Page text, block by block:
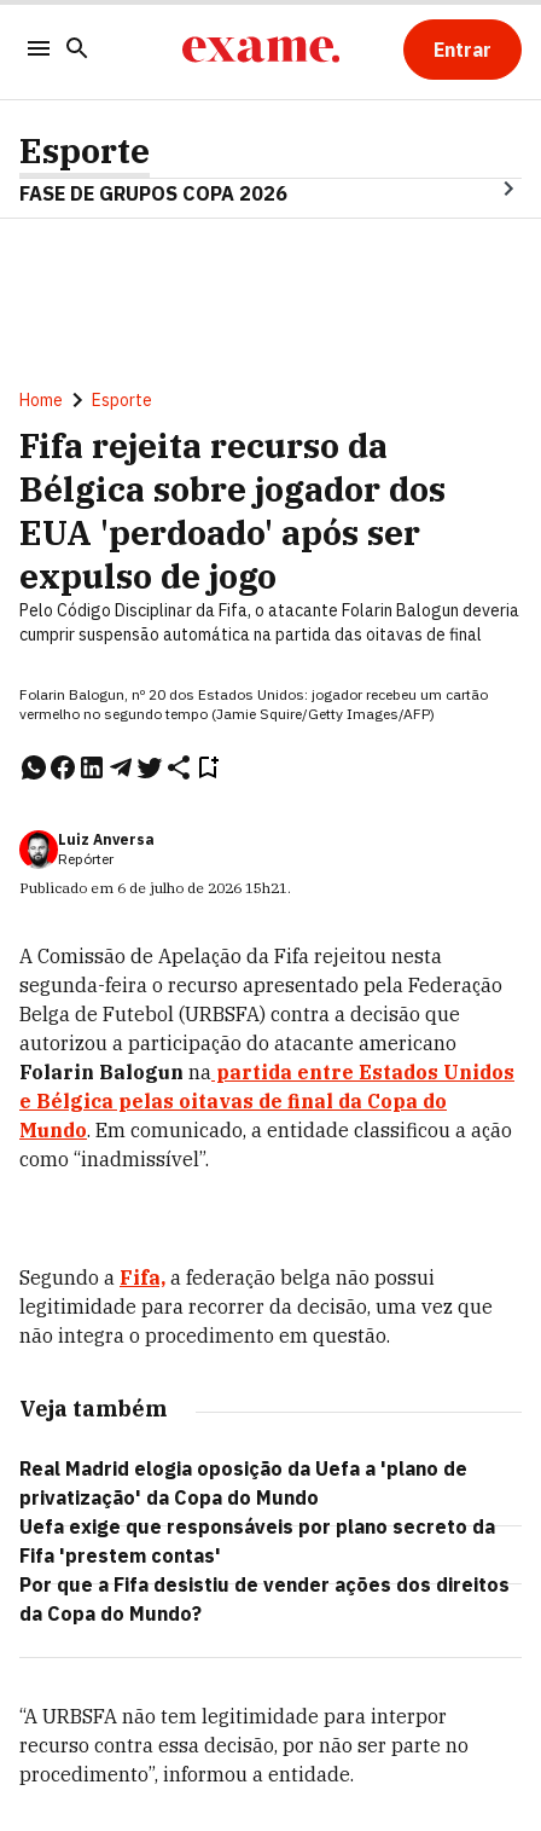
Entrar
Esporte
FASE DE GRUPOS COPA 2026
Home Esporte
Fifa rejeita recurso da
Bélgica sobre jogador dos
EUA 'perdoado' após ser
expulso de jogo
Pelo Código Disciplinar da Fifa, o atacante Folarin Balogun deveria
cumprir suspensão automática na partida das oitavas de final
Folarin Balogun, nº 20 dos Estados Unidos: jogador recebeu um cartão
vermelho no segundo tempo (Jamie Squire/Getty Images/AFP)
Luiz Anversa
Repórter
Publicado em 6 de julho de 2026 15h21.
A Comissão de Apelação da Fifa rejeitou nesta
segunda-feira o recurso apresentado pela Federação
Belga de Futebol (URBSFA) contra a decisão que
autorizou a participação do atacante americano
Folarin Balogun na partida entre Estados Unidos
e Bélgica pelas oitavas de final da Copa do
Mundo. Em comunicado, a entidade classificou a ação
como “inadmissível”.
Segundo a Fifa, a federação belga não possui
legitimidade para recorrer da decisão, uma vez que
não integra o procedimento em questão.
Veja também
Real Madrid elogia oposição da Uefa a 'plano de
privatização' da Copa do Mundo
Uefa exige que responsáveis por plano secreto da
Fifa 'prestem contas'
Por que a Fifa desistiu de vender ações dos direitos
da Copa do Mundo?
“A URBSFA não tem legitimidade para interpor
recurso contra essa decisão, por não ser parte no
procedimento”, informou a entidade.